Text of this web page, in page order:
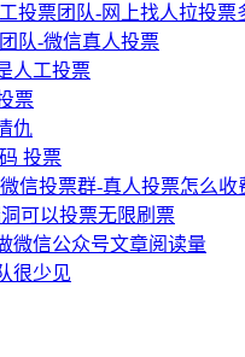
投票团队-网上找人拉投票
队-微信真人投票
人工投票
票
仇
投票
信投票群-真人投票怎么收
可以投票无限刷票
微信公众号文章阅读量
很少见